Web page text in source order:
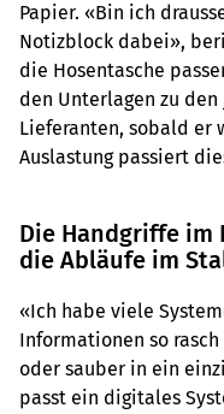
Papier. «Bin ich
Notizblock dabei»,
die Hosentasche
den Unterlagen zu
Lieferanten, sobald er
Auslastung passiert
Die Handgriffe im
die Abläufe im
«Ich habe viele
Informationen so
oder sauber in ein
passt ein digitales